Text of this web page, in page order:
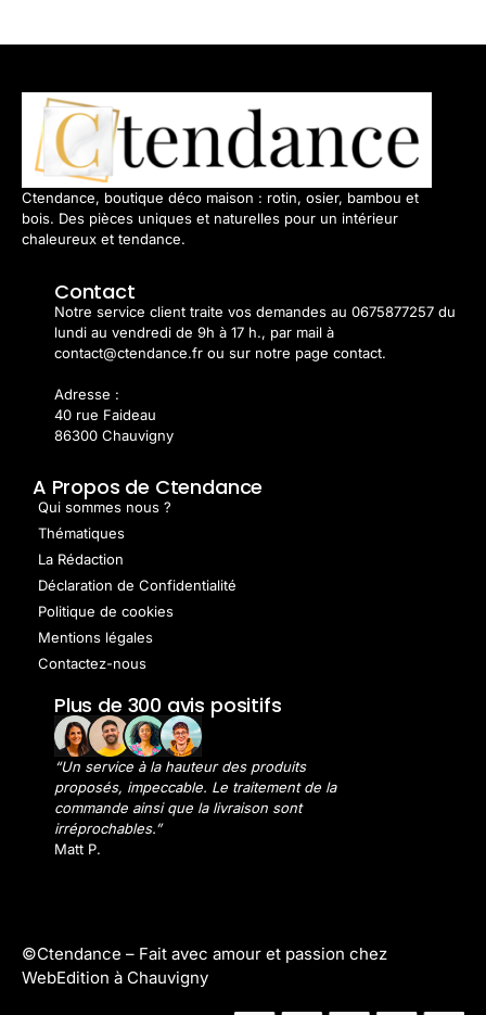
Ctendance, boutique déco maison : rotin, osier, bambou et
bois. Des pièces uniques et naturelles pour un intérieur
chaleureux et tendance.
Contact
Notre service client traite vos demandes au 0675877257 du
lundi au vendredi de 9h à 17 h., par mail à
contact@ctendance.fr ou sur notre page contact.
Adresse :
40 rue Faideau
86300 Chauvigny
A Propos de Ctendance
Qui sommes nous ?
Thématiques
La Rédaction
Déclaration de Confidentialité
Politique de cookies
Mentions légales
Contactez-nous
Plus de 300 avis positifs
“Un service à la hauteur des produits
proposés, impeccable. Le traitement de la
commande ainsi que la livraison sont
irréprochables.”
Matt P.
©Ctendance – Fait avec amour et passion chez
WebEdition à Chauvigny